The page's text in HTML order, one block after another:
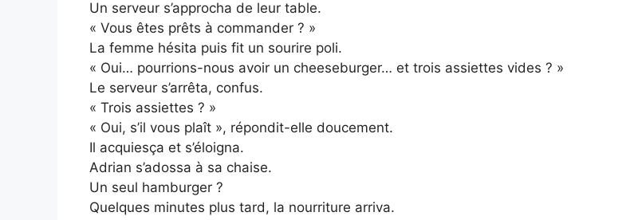
Un serveur s’approcha de leur table.
« Vous êtes prêts à commander ? »
La femme hésita puis fit un sourire poli.
« Oui… pourrions-nous avoir un cheeseburger… et trois assiettes vides ? »
Le serveur s’arrêta, confus.
« Trois assiettes ? »
« Oui, s’il vous plaît », répondit-elle doucement.
Il acquiesça et s’éloigna.
Adrian s’adossa à sa chaise.
Un seul hamburger ?
Quelques minutes plus tard, la nourriture arriva.